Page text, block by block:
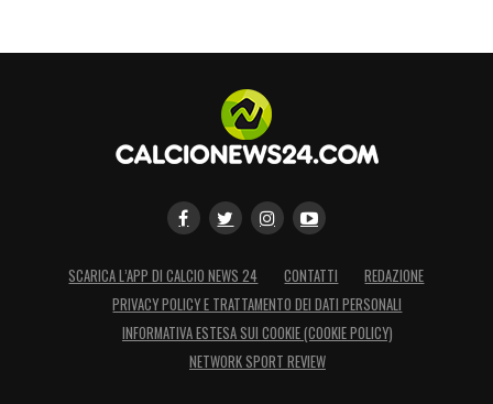
SCARICA L’APP DI CALCIO NEWS 24 CONTATTI
REDAZIONE
PRIVACY POLICY E TRATTAMENTO DEI DATI PERSONALI
INFORMATIVA ESTESA SUI COOKIE (COOKIE POLICY)
NETWORK SPORT REVIEW